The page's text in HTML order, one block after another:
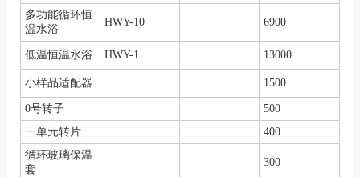
多功能循环恒
温水浴
HWY-10 6900
低温恒温水浴 HWY-1 13000
小样品适配器 1500
0号转子
500
一单元转片
400
循环玻璃保温
套
300